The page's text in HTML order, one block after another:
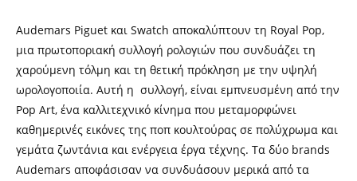
Audemars Piguet και Swatch αποκαλύπτουν τη Royal Pop,
μια πρωτοποριακή συλλογή ρολογιών που συνδυάζει τη
χαρούμενη τόλμη και τη θετική πρόκληση με την υψηλή
ωρολογοποιία. Αυτή η συλλογή, είναι εμπνευσμένη από την
Pop Art, ένα καλλιτεχνικό κίνημα που μεταμορφώνει
καθημερινές εικόνες της ποπ κουλτούρας σε πολύχρωμα και
γεμάτα ζωντάνια και ενέργεια έργα τέχνης. Τα δύο brands
Audemars αποφάσισαν να συνδυάσουν μερικά από τα